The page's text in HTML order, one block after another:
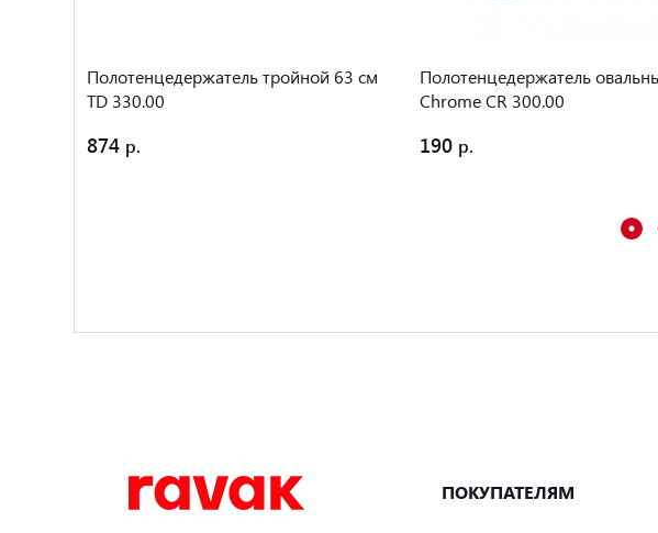
Полотенцедержатель тройной 63 см
TD 330.00
874
Полотенцедержатель
Chrome CR 300.00
190
ПОКУПАТЕЛЯМ